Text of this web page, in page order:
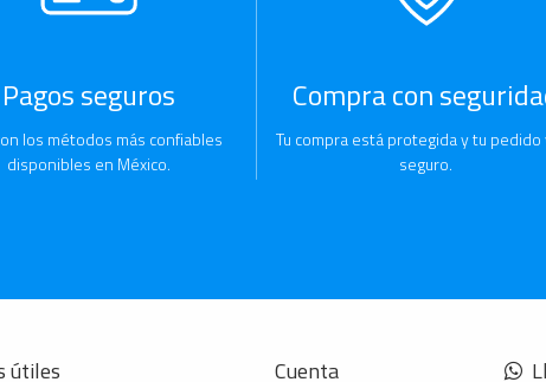
Pagos seguros
los métodos más confiables
disponibles en México.
Compra con
Tu compra está protegida y tu pedido
seguro.
útiles Cuenta